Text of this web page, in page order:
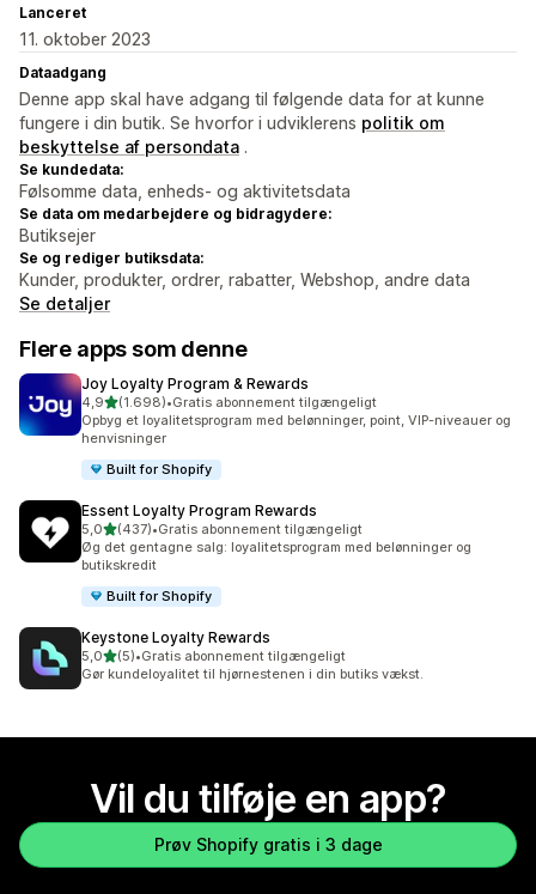
Lanceret
11. oktober 2023
Dataadgang
Denne app skal have adgang til følgende data for at kunne
fungere i din butik. Se hvorfor i udviklerens politik om
beskyttelse af persondata .
Se kundedata:
Følsomme data, enheds- og aktivitetsdata
Se data om medarbejdere og bidragydere:
Butiksejer
Se og rediger butiksdata:
Kunder, produkter, ordrer, rabatter, Webshop, andre data
Se detaljer
Flere apps som denne
Joy Loyalty Program & Rewards
4,9ud af 5 stjerner
(1.698)
1698 anmeldelser i alt
•Gratis abonnement tilgængeligt
Opbyg et loyalitetsprogram med belønninger, point, VIP-niveauer og
henvisninger
Built for Shopify
Essent Loyalty Program Rewards
5,0ud af 5 stjerner
(437)
437 anmeldelser i alt
•Gratis abonnement tilgængeligt
Øg det gentagne salg: loyalitetsprogram med belønninger og
butikskredit
Built for Shopify
Keystone Loyalty Rewards
5,0ud af 5 stjerner
(5)
5 anmeldelser i alt
•Gratis abonnement tilgængeligt
Gør kundeloyalitet til hjørnestenen i din butiks vækst.
Vil du tilføje en app?
Prøv Shopify gratis i 3 dage